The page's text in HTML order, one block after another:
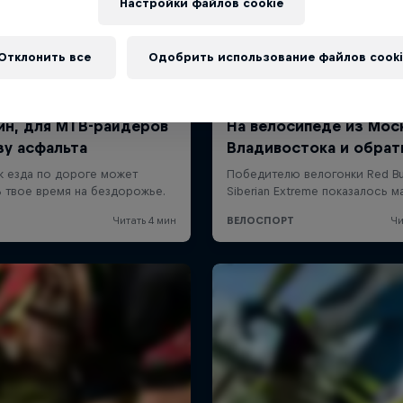
Настройки файлов cookie
все Одобрить использование файлов